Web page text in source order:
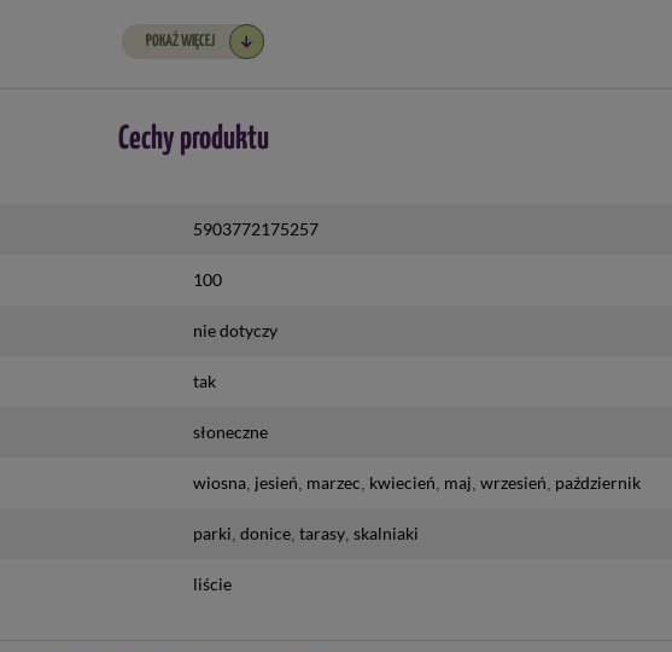
POKAŻ WIĘCEJ
Cechy produktu
5903772175257
100
nie dotyczy
tak
słoneczne
wiosna jesień marzec kwiecień maj wrzesień październik
parki donice tarasy skalniaki
liście